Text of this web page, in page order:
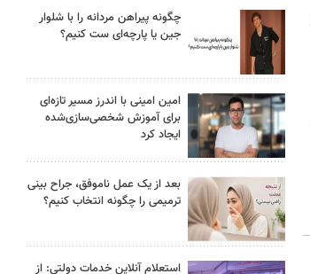
چگونه پیراهن مردانه را با شلوار
جین یا پارچه‌ای ست کنیم؟
امین امینی با اندرز مسیر تازه‌ای
برای آموزش شخصی‌سازی‌شده
ایجاد کرد
بعد از یک عمل ناموفق، جراح بینی
ترمیمی را چگونه انتخاب کنیم؟
استعلام آنلاین خدمات دولتی: از